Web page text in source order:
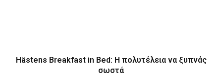
Hästens Breakfast in Bed: Η πολυτέλεια να ξυπνάς
σωστά